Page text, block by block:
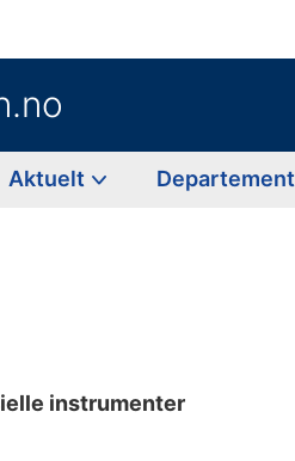
Aktuelt Departement
instrumenter